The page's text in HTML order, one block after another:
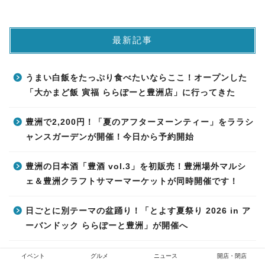
最新記事
うまい白飯をたっぷり食べたいならここ！オープンした
「大かまど飯 寅福 ららぽーと豊洲店」に行ってきた
豊洲で2,200円！「夏のアフターヌーンティー」をララシ
ャンスガーデンが開催！今日から予約開始
豊洲の日本酒「豊酒 vol.3」を初販売！豊洲場外マルシ
ェ＆豊洲クラフトサマーマーケットが同時開催です！
日ごとに別テーマの盆踊り！「とよす夏祭り 2026 in ア
ーバンドック ららぽーと豊洲」が開催へ
エラーで利用できないドコモ・バイクシェア、8月4日の
イベント グルメ ニュース 開店・閉店